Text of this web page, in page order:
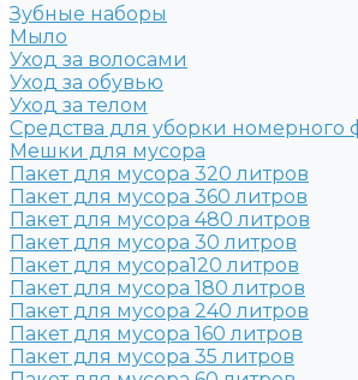
Зубные наборы
Мыло
Уход за волосами
Уход за обувью
Уход за телом
Средства для уборки номерного
Мешки для мусора
Пакет для мусора 320 литров
Пакет для мусора 360 литров
Пакет для мусора 480 литров
Пакет для мусора 30 литров
Пакет для мусора120 литров
Пакет для мусора 180 литров
Пакет для мусора 240 литров
Пакет для мусора 160 литров
Пакет для мусора 35 литров